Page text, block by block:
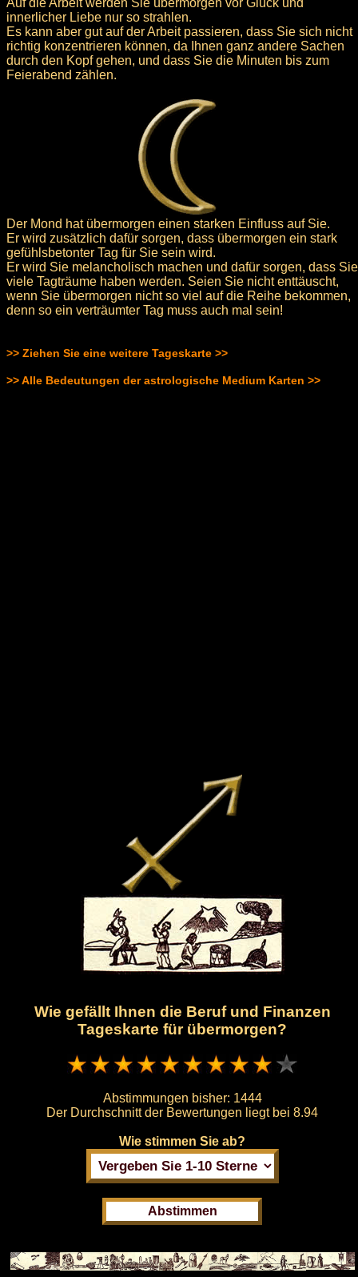
innerlicher Liebe nur so strahlen.
Es kann aber gut auf der Arbeit passieren, dass Sie sich nicht
richtig konzentrieren können, da Ihnen ganz andere Sachen
durch den Kopf gehen, und dass Sie die Minuten bis zum
Feierabend zählen.
Der Mond hat übermorgen einen starken Einfluss auf Sie.
Er wird zusätzlich dafür sorgen, dass übermorgen ein stark
gefühlsbetonter Tag für Sie sein wird.
Er wird Sie melancholisch machen und dafür sorgen, dass Sie
viele Tagträume haben werden. Seien Sie nicht enttäuscht,
wenn Sie übermorgen nicht so viel auf die Reihe bekommen,
denn so ein verträumter Tag muss auch mal sein!
>> Ziehen Sie eine weitere Tageskarte >>
>> Alle Bedeutungen der astrologische Medium Karten >>
Wie gefällt Ihnen die Beruf und Finanzen
Tageskarte für übermorgen?
Abstimmungen bisher: 1444
Der Durchschnitt der Bewertungen liegt bei 8.94
Wie stimmen Sie ab?